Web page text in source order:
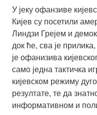
У јеку офанзиве
Кијев су посетили
Линдзи Грејем и
док ће, сва је
je офанизива
само једна тактичка
кијевском режиму
резултате, те да
информативном и